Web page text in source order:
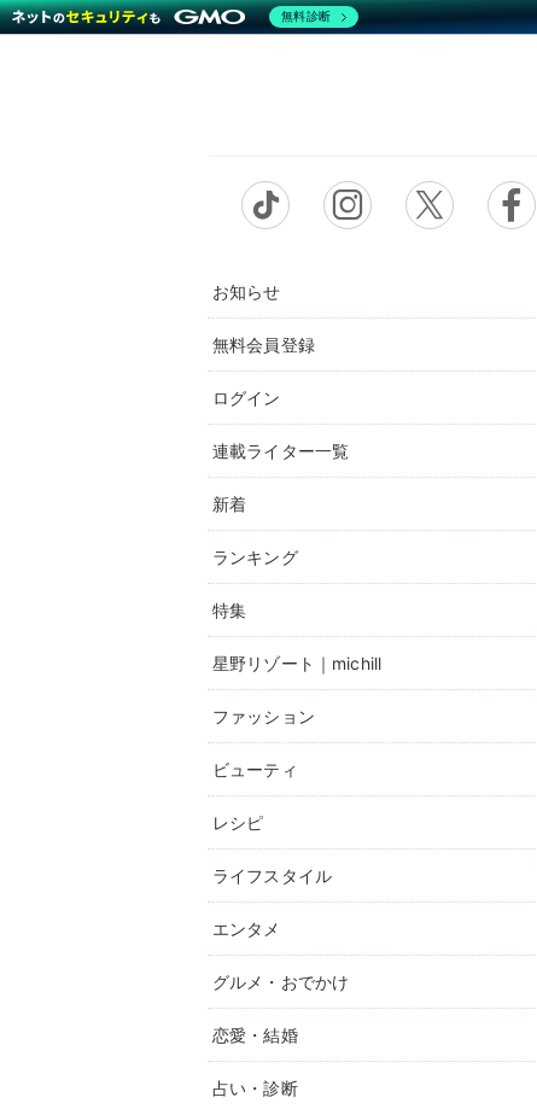
お知らせ
無料会員登録
ログイン
連載ライター一覧
新着
ランキング
特集
星野リゾート｜michill
ファッション
ビューティ
レシピ
ライフスタイル
エンタメ
グルメ・おでかけ
恋愛・結婚
占い・診断
無料診断